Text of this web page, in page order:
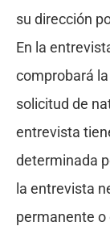
su dirección
En la
comprobará
solicitud de
entrevista
determinada
la entrevista
permanente o